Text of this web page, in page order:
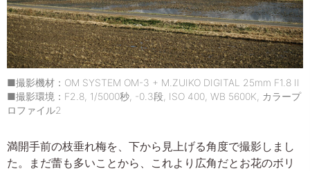
■撮影機材：OM SYSTEM OM-3 + M.ZUIKO DIGITAL 25mm F1.8 II
■撮影環境：F2.8, 1/5000秒, -0.3段, ISO 400, WB 5600K, カラープ
ロファイル2
満開手前の枝垂れ梅を、下から見上げる角度で撮影しまし
た。まだ蕾も多いことから、これより広角だとお花のボリ